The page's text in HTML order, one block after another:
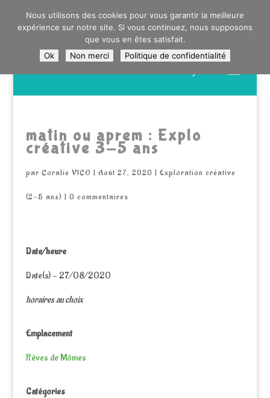
0603176412 - RDV CHEZ SO WATT À SAINT ANDRÉ OU
DANS LA MÉTROPOLE LILLOISE
CRAIENCO@GMAIL.COM
produits
matin ou aprem : Explo
créative 3-5 ans
par Coralie VICO | Août 27, 2020 | Exploration créative
(2-5 ans) | 0 commentaires
Date/heure
Date(s) - 27/08/2020
horaires au choix
Emplacement
Rêves de Mômes
Catégories
Nous utilisons des cookies pour vous garantir la meilleure
expérience sur notre site. Si vous continuez, nous supposons
que vous en êtes satisfait.
Ok
Non merci Politique de confidentialité